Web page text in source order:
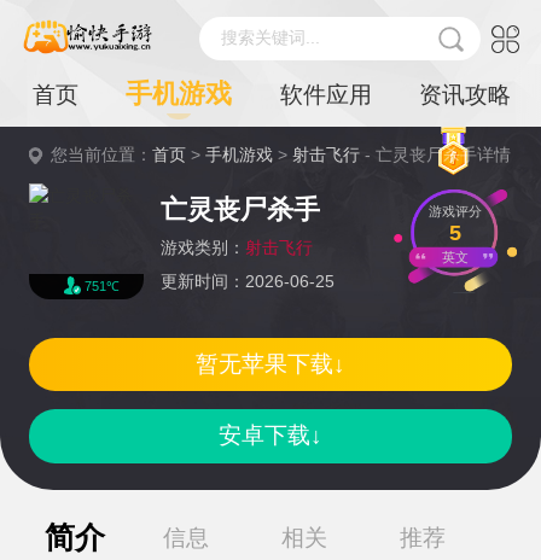
搜索关键词...
首页 手机游戏 软件应用 资讯攻略
您当前位置：首页 >手机游戏 >射击飞行 - 亡灵丧尸杀手详情
751℃
亡灵丧尸杀手
游戏类别： 射击飞行
更新时间：2026-06-25
游戏评分
5
英文
安卓下载↓
暂无苹果下载↓
简介 信息 相关 推荐